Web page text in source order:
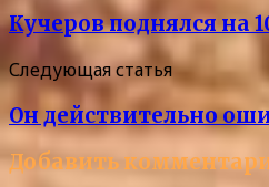
Кучеров поднялся на
Следующая статья
Он действительно
Добавить